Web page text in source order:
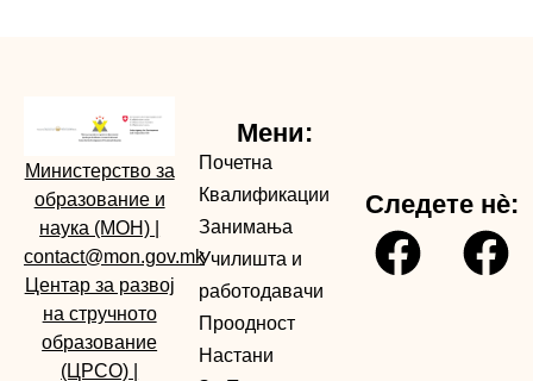
Министерство за
образование и
наука (МОН)
contact@mon.gov.mk
Центар за развој
на стручното
образование
(ЦРСО)
Мени:
Почетна
Квалификации
Занимања
Училишта и
работодавачи
Проодност
Настани
Следете нè: